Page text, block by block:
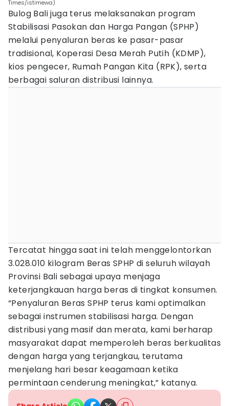
Times/istimewa)
Bulog Bali juga terus melaksanakan program
Stabilisasi Pasokan dan Harga Pangan (SPHP)
melalui penyaluran beras ke pasar-pasar
tradisional, Koperasi Desa Merah Putih (KDMP),
kios pengecer, Rumah Pangan Kita (RPK), serta
berbagai saluran distribusi lainnya.
Tercatat hingga saat ini telah menggelontorkan
3.028.010 kilogram Beras SPHP di seluruh wilayah
Provinsi Bali sebagai upaya menjaga
keterjangkauan harga beras di tingkat konsumen.
“Penyaluran Beras SPHP terus kami optimalkan
sebagai instrumen stabilisasi harga. Dengan
distribusi yang masif dan merata, kami berharap
masyarakat dapat memperoleh beras berkualitas
dengan harga yang terjangkau, terutama
menjelang hari besar keagamaan ketika
permintaan cenderung meningkat,” katanya.